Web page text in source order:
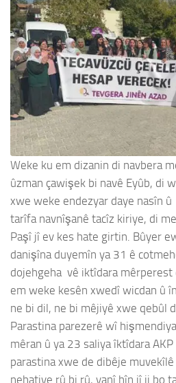
Weke ku em dizanin di navbera
ûzman çawişek bi navê Eyûb, di
xwe weke endezyar daye nasîn
tarîfa navnîşanê tacîz kiriye, di
Paşî jî ev kes hate girtin. Bûyer
danişîna duyemîn ya 31 ê
dojehgeha vê iktîdara mêrperest
em weke kesên xwedî wicdan û
ne bi dil, ne bi mêjiyê xwe qebûl
Parastina parezerê wî
mêran û ya 23 saliya îktîdara
parastina xwe de dibêje
nehatiye rû bi rû, yanî hîn jî ji bo